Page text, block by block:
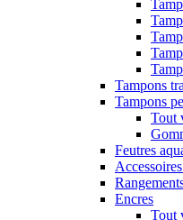
Tampons
Tampons
Tout
Feutres
Encres
Tout